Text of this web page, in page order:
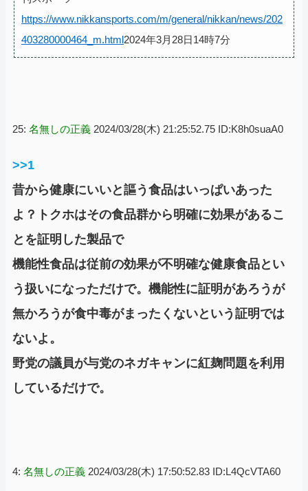
https://www.nikkansports.com/m/general/nikkan/news/202
403280000464_m.html2024年3月28日14時7分
25: 名無しの正義 2024/03/28(木) 21:25:52.75 ID:K8h0suaA0
>>1
昔から健康にいいと謳う食品はいっぱいあった
よ？トクホはその食品群から明確に効果があるこ
とを証明した製品で
機能性食品は従前の効果が不明確な健康食品とい
う扱いになっただけで。機能性に証明があろうが
無かろうが食中毒がまったくないという証明では
ないよ。
野党の議員が与党のネガキャンに紅麹問題を利用
しているだけで。
4: 名無しの正義 2024/03/28(木) 17:50:52.83 ID:L4QcVTA60